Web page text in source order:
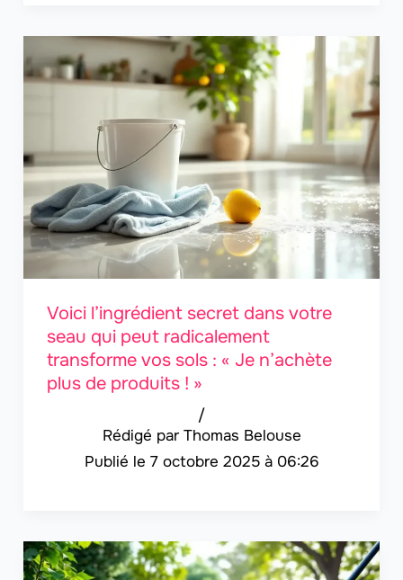
Voici l’ingrédient secret dans votre
seau qui peut radicalement
transforme vos sols : « Je n’achète
plus de produits ! »
Thomas Belouse
/
7 octobre 2025 à 06:26